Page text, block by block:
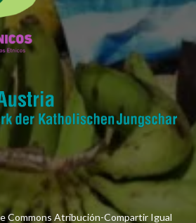
Commons Atribución-Compartir Igual